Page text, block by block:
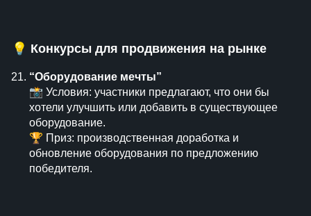
💡 Конкурсы для продвижения на рынке
“Оборудование мечты”
📸 Условия: участники предлагают, что они бы
хотели улучшить или добавить в существующее
оборудование.
🏆 Приз: производственная доработка и
обновление оборудования по предложению
победителя.